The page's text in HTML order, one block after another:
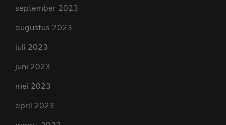
september 2023
augustus 2023
juli 2023
juni 2023
mei 2023
april 2023